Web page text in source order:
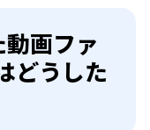
画ファ
どうした